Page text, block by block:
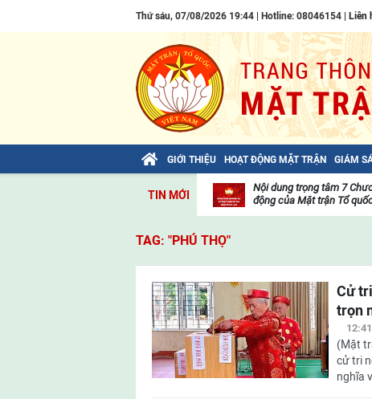
Thứ sáu, 07/08/2026 19:44 | Hotline: 08046154 | Liên
GIỚI THIỆU HOẠT ĐỘNG MẶT TRẬN GIÁM
TIN MỚI
Bài viết của Tổng Bí thư Tô Lâm: TIẾN
viện
Nội dung trọng tâm 7
động của Mặt trận Tổ
TAG: "PHÚ THỌ"
Cử
trọn
(Mặt
cử tri
nghĩa